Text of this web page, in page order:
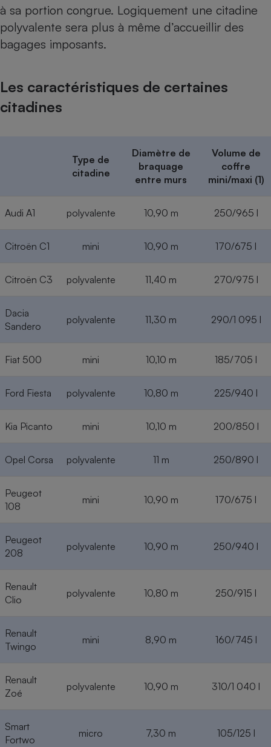
à sa portion congrue. Logiquement une citadine
polyvalente sera plus à même d’accueillir des
bagages imposants.
Les caractéristiques de certaines
citadines
Type de
citadine
Diamètre de
braquage
entre murs
Volume de
coffre
mini/maxi (1)
Audi A1 polyvalente 10,90 m 250/965 l
Citroën C1 mini 10,90 m 170/675 l
Citroën C3 polyvalente 11,40 m 270/975 l
Dacia
Sandero
polyvalente 11,30 m 290/1 095 l
Fiat 500 mini 10,10 m 185/705 l
Ford Fiesta polyvalente 10,80 m 225/940 l
Kia Picanto mini 10,10 m 200/850 l
Opel Corsa polyvalente 11 m 250/890 l
Peugeot
108
mini 10,90 m 170/675 l
Peugeot
208
polyvalente 10,90 m 250/940 l
Renault
Clio
polyvalente 10,80 m 250/915 l
Renault
Twingo
mini 8,90 m 160/745 l
Renault
Zoé
polyvalente 10,90 m 310/1 040 l
Smart
Fortwo
micro 7,30 m 105/125 l